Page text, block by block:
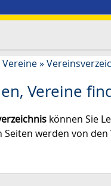
Vereine»
Vereine
können Sie
Seiten werden von